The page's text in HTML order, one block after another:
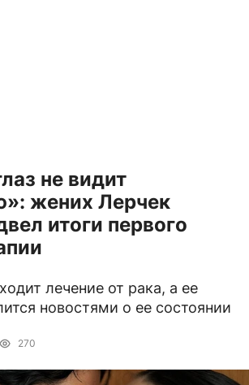
не видит
жених Лерчек
итоги первого
лечение от рака, а ее
новостями о ее состоянии
270